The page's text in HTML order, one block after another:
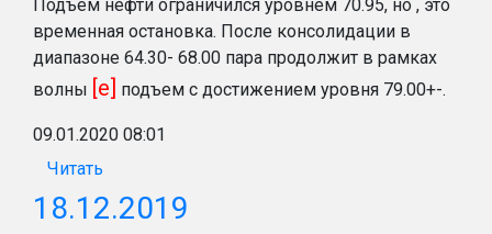
Подъем нефти ограничился уровнем 70.95, но , это
временная остановка. После консолидации в
диапазоне 64.30- 68.00 пара продолжит в рамках
волны [e] подъем с достижением уровня 79.00+-.
09.01.2020 08:01
Читать
18.12.2019